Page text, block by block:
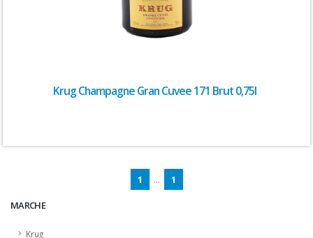
MARCHE
Krug
Krug Champagne Gran Cuvee 171 Brut 0,75l
1 ... 1